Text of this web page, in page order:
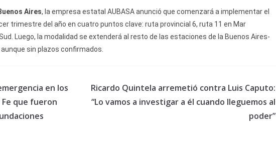
Aires, la empresa estatal AUBASA anunció que comenzará a implementar el
trimestre del año en cuatro puntos clave: ruta provincial 6, ruta 11 en Mar
Luego, la modalidad se extenderá al resto de las estaciones de la Buenos Aires-
sin plazos confirmados.
en los
que fueron
Ricardo Quintela arremetió contra Luis Caputo:
“Lo vamos a investigar a él cuando lleguemos al
poder”